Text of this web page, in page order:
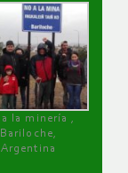
a la minería ,
Bariloche,
Argentina